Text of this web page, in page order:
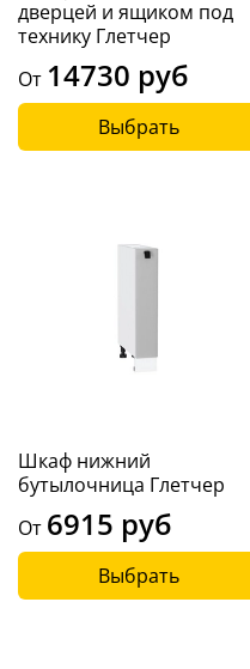
дверцей и ящиком под
технику Глетчер
От 14730 руб
Выбрать
Шкаф нижний
бутылочница Глетчер
От 6915 руб
Выбрать